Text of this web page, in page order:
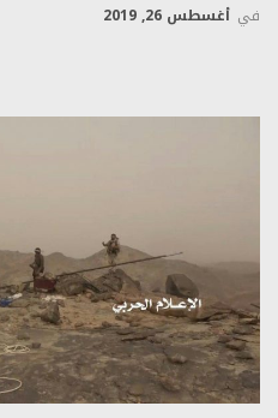
في أغسطس 26, 2019